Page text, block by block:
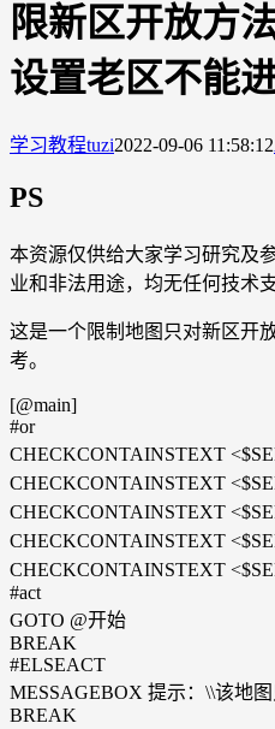
限新区开放方
设置老区不能
学习教程tuzi2022-09-06 11:58:12
PS
本资源仅供给大家学习研究及
业和非法用途，均无任何技术
这是一个限制地图只对新区开
考。
[@main]
#or
CHECKCONTAINSTEXT
CHECKCONTAINSTEXT
CHECKCONTAINSTEXT
CHECKCONTAINSTEXT
CHECKCONTAINSTEXT
#act
GOTO @开始
BREAK
#ELSEACT
MESSAGEBOX 提示：\\该地
BREAK